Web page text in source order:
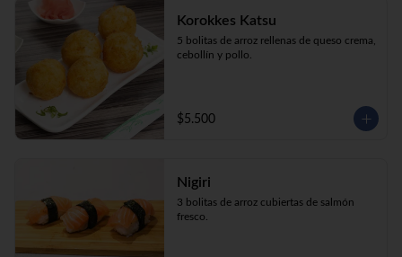
Korokkes Katsu
5 bolitas de arroz rellenas de queso crema,
cebollín y pollo.
$5.500
Nigiri
3 bolitas de arroz cubiertas de salmón
fresco.